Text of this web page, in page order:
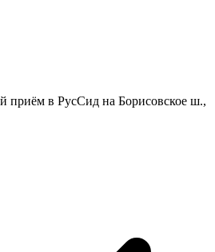
приём в РусСид на Борисовское ш.,